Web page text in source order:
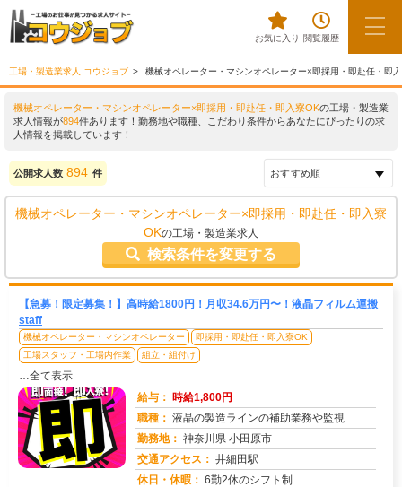
お気に入り 閲覧履歴
工場・製造業求人 コウジョブ 機械オペレーター・マシンオペレーター×即採用・即赴任・即
機械オペレーター・マシンオペレーター×即採用・即赴任・即入寮OKの工場・製造業
求人情報が894件あります！勤務地や職種、こだわり条件からあなたにぴったりの求
人情報を掲載しています！
公開求人数 894 件
機械オペレーター・マシンオペレーター×即採用・即赴任・即入寮
OKの工場・製造業求人
検索条件を変更する
【急募！限定募集！】高時給1800円！月収34.6万円〜！液晶フィルム運搬
staff
機械オペレーター・マシンオペレーター
即採用・即赴任・即入寮OK
工場スタッフ・工場内作業
組立・組付け
…全て表示
給与： 時給1,800円
職種： 液晶の製造ラインの補助業務や監視
勤務地： 神奈川県 小田原市
交通アクセス： 井細田駅
休日・休暇： 6勤2休のシフト制